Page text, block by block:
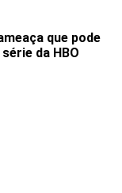
que pode
da HBO